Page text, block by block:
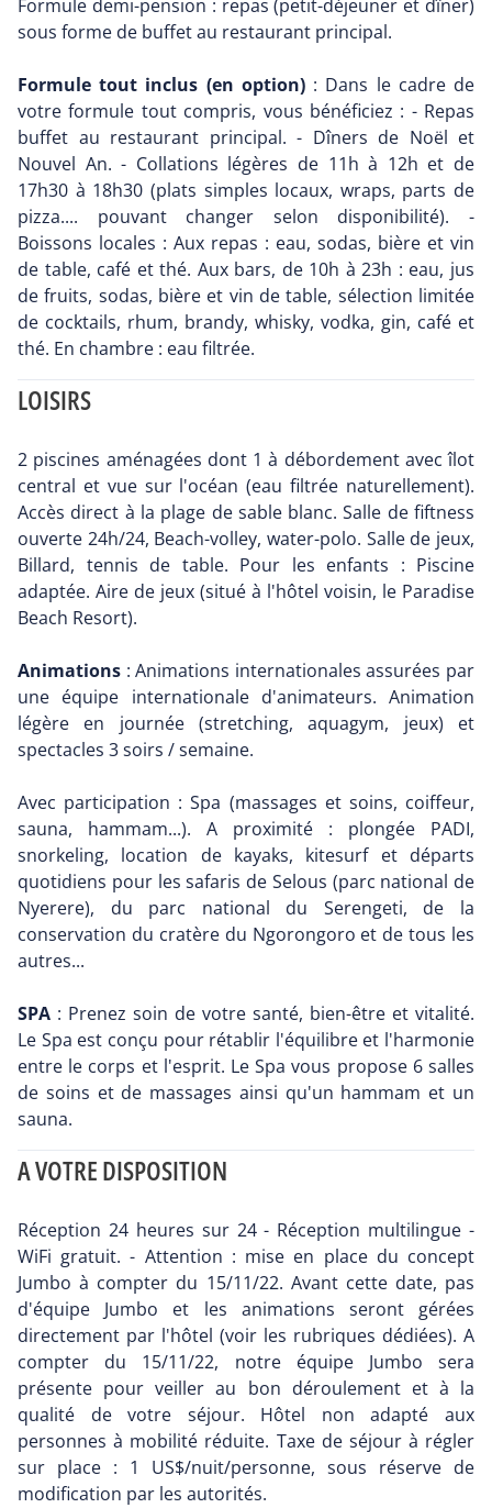
Formule demi-pension : repas (petit-déjeuner et dîner)
sous forme de buffet au restaurant principal.
Formule tout inclus (en option): Dans le cadre de
votre formule tout compris, vous bénéficiez : - Repas
buffet au restaurant principal. - Dîners de Noël et
Nouvel An. - Collations légères de 11h à 12h et de
17h30 à 18h30 (plats simples locaux, wraps, parts de
pizza.... pouvant changer selon disponibilité). -
Boissons locales : Aux repas : eau, sodas, bière et vin
de table, café et thé. Aux bars, de 10h à 23h : eau, jus
de fruits, sodas, bière et vin de table, sélection limitée
de cocktails, rhum, brandy, whisky, vodka, gin, café et
thé. En chambre : eau filtrée.
LOISIRS
2 piscines aménagées dont 1 à débordement avec îlot
central et vue sur l'océan (eau filtrée naturellement).
Accès direct à la plage de sable blanc. Salle de fiftness
ouverte 24h/24, Beach-volley, water-polo. Salle de jeux,
Billard, tennis de table. Pour les enfants : Piscine
adaptée. Aire de jeux (situé à l'hôtel voisin, le Paradise
Beach Resort).
Animations : Animations internationales assurées par
une équipe internationale d'animateurs. Animation
légère en journée (stretching, aquagym, jeux) et
spectacles 3 soirs / semaine.
Avec participation : Spa (massages et soins, coiffeur,
sauna, hammam...). A proximité : plongée PADI,
snorkeling, location de kayaks, kitesurf et départs
quotidiens pour les safaris de Selous (parc national de
Nyerere), du parc national du Serengeti, de la
conservation du cratère du Ngorongoro et de tous les
autres...
SPA : Prenez soin de votre santé, bien-être et vitalité.
Le Spa est conçu pour rétablir l'équilibre et l'harmonie
entre le corps et l'esprit. Le Spa vous propose 6 salles
de soins et de massages ainsi qu'un hammam et un
sauna.
A VOTRE DISPOSITION
Réception 24 heures sur 24 - Réception multilingue -
WiFi gratuit. - Attention : mise en place du concept
Jumbo à compter du 15/11/22. Avant cette date, pas
d'équipe Jumbo et les animations seront gérées
directement par l'hôtel (voir les rubriques dédiées). A
compter du 15/11/22, notre équipe Jumbo sera
présente pour veiller au bon déroulement et à la
qualité de votre séjour. Hôtel non adapté aux
personnes à mobilité réduite. Taxe de séjour à régler
sur place : 1 US$/nuit/personne, sous réserve de
modification par les autorités.